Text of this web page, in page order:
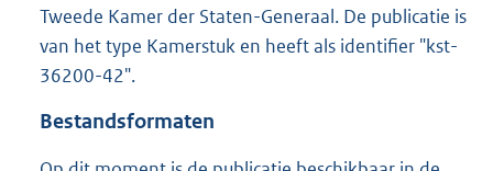
r
o
:
Tweede Kamer der Staten-Generaal. De publicatie is
van het type Kamerstuk en heeft als identifier "kst-
36200-42".
Bestandsformaten